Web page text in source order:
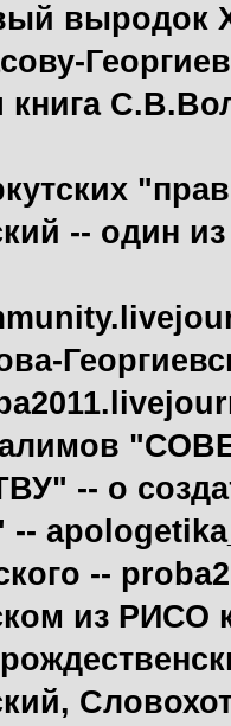
выродок
книга
-- один
-- о
--
--
из РИСО